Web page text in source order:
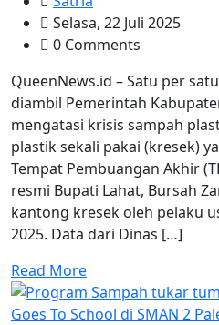
Selasa, 22 Juli 2025
0 Comments
QueenNews.id – Satu per
diambil Pemerintah
mengatasi krisis sampah
plastik sekali pakai (kresek)
Tempat Pembuangan Akhir
resmi Bupati Lahat, Bursah
kantong kresek oleh pelaku
2025. Data dari Dinas […]
Read More